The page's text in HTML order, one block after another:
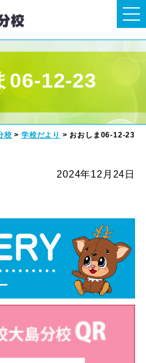
06-12-23
校 >学校だより > おおしま06-12-23
2024年12月24日